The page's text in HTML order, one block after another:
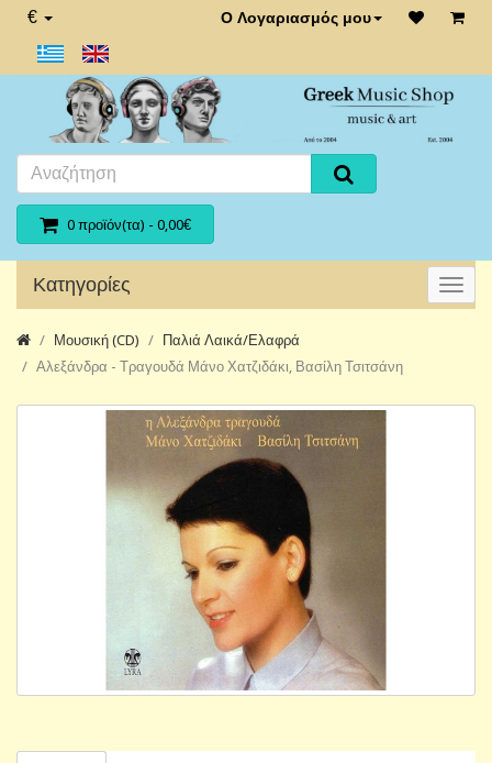
€ Ο Λογαριασμός μου
0 προϊόν(τα) - 0,00€
Κατηγορίες
Μουσική (CD)
Παλιά Λαικά/Ελαφρά
Αλεξάνδρα - Τραγουδά Μάνο Χατζιδάκι, Βασίλη Τσιτσάνη